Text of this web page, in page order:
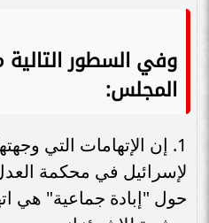
وفي السطور
المجلس:
1. إن الإتهامات التي
لإسرائيل في محكمة
حول "إبادة جماعية" هي